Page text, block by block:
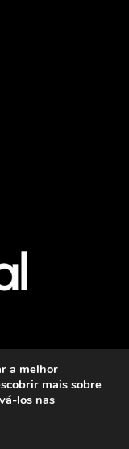
60- Todos direitos
a melhor
mais sobre
los nas